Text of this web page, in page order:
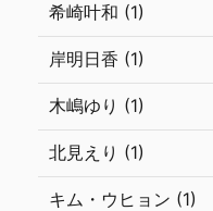
希崎叶和 (1)
岸明日香 (1)
木嶋ゆり (1)
北見えり (1)
キム・ウヒョン (1)